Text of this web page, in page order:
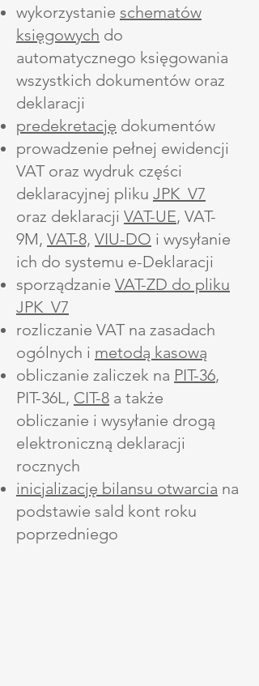
wykorzystanie schematów
księgowych do
automatycznego księgowania
wszystkich dokumentów oraz
deklaracji
predekretację dokumentów
prowadzenie pełnej ewidencji
VAT oraz wydruk części
deklaracyjnej pliku JPK_V7
oraz deklaracji VAT-UE, VAT-
9M, VAT-8, VIU-DO i wysyłanie
ich do systemu e-Deklaracji
sporządzanie VAT-ZD do pliku
JPK_V7
rozliczanie VAT na zasadach
ogólnych i metodą kasową
obliczanie zaliczek na PIT-36,
PIT-36L, CIT-8 a także
obliczanie i wysyłanie drogą
elektroniczną deklaracji
rocznych
inicjalizację bilansu otwarcia na
podstawie sald kont roku
poprzedniego